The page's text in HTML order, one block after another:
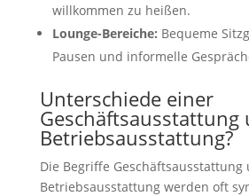
willkommen zu heißen.
Lounge-Bereiche: Bequeme
Pausen und informelle
Unterschiede einer
Geschäftsausstattung
Betriebsausstattung?
Die Begriffe Geschäftsausstattung
Betriebsausstattung werden oft